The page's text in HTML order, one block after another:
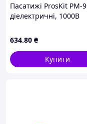
Пасатижі ProsKit PM-
діелектричні, 1000B
634.80 ₴
Купити